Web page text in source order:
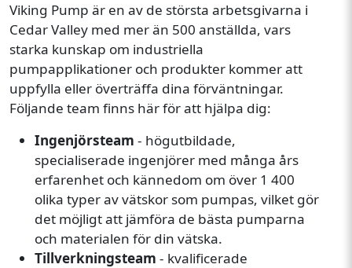
Viking Pump är en av de största arbetsgivarna i
Cedar Valley med mer än 500 anställda, vars
starka kunskap om industriella
pumpapplikationer och produkter kommer att
uppfylla eller överträffa dina förväntningar.
Följande team finns här för att hjälpa dig:
Ingenjörsteam - högutbildade,
specialiserade ingenjörer med många års
erfarenhet och kännedom om över 1 400
olika typer av vätskor som pumpas, vilket gör
det möjligt att jämföra de bästa pumparna
och materialen för din vätska.
Tillverkningsteam - kvalificerade